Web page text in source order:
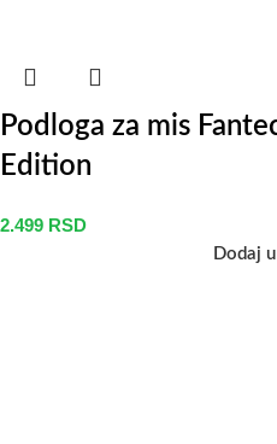
Podloga za mis
Edition
2.499 RSD
Dodaj